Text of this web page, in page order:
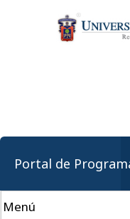
Portal de